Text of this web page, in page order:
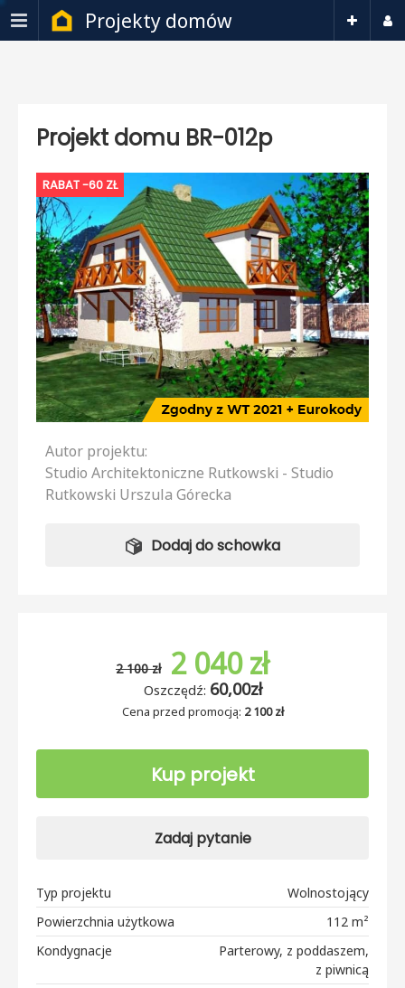
Projekty domów
Projekt domu BR-012p
RABAT -60 ZŁ
Autor projektu:
Studio Architektoniczne Rutkowski - Studio
Rutkowski Urszula Górecka
Dodaj do schowka
2 100 zł 2 040 zł
Oszczędź: 60,00zł
Cena przed promocją: 2 100 zł
Kup projekt
Zadaj pytanie
Typ projektu
Wolnostojący
Powierzchnia użytkowa
112 m²
Kondygnacje
Parterowy, z poddaszem,
z piwnicą